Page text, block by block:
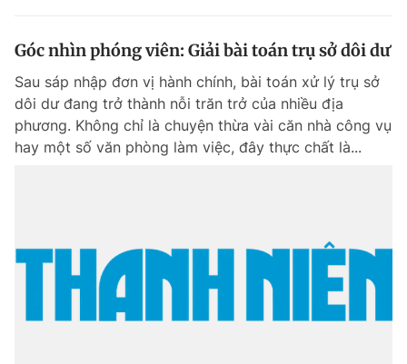
Góc nhìn phóng viên: Giải bài toán trụ sở dôi dư
Sau sáp nhập đơn vị hành chính, bài toán xử lý trụ sở
dôi dư đang trở thành nỗi trăn trở của nhiều địa
phương. Không chỉ là chuyện thừa vài căn nhà công vụ
hay một số văn phòng làm việc, đây thực chất là...